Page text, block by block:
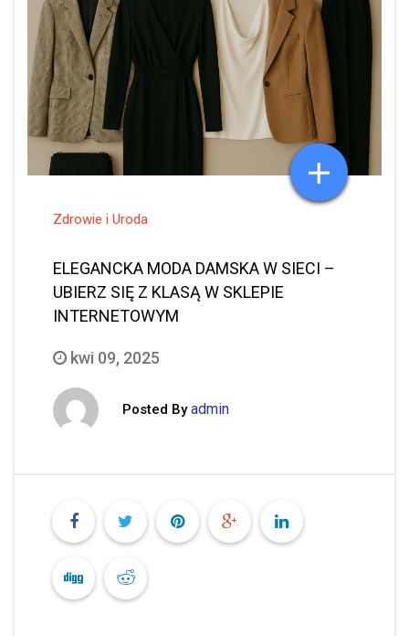
Zdrowie i Uroda
ELEGANCKA MODA DAMSKA W SIECI –
UBIERZ SIĘ Z KLASĄ W SKLEPIE
INTERNETOWYM
kwi 09, 2025
Posted By admin